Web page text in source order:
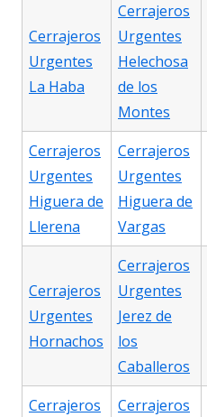
Cerrajeros
Urgentes
La Haba
Cerrajeros
Urgentes
Helechosa
de los
Montes
Cerrajeros
Urgentes
Higuera de
Llerena
Cerrajeros
Urgentes
Higuera de
Vargas
Cerrajeros
Urgentes
Hornachos
Cerrajeros
Urgentes
Jerez de
los
Caballeros
Cerrajeros
Cerrajeros